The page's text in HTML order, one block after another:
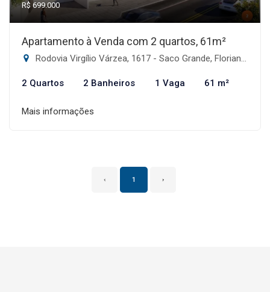
R$ 699.000
Apartamento à Venda com 2 quartos, 61m²
Rodovia Virgílio Várzea, 1617 - Saco Grande, Florianópolis-SC
2 Quartos 2 Banheiros 1 Vaga 61 m²
Mais informações
‹ 1 ›